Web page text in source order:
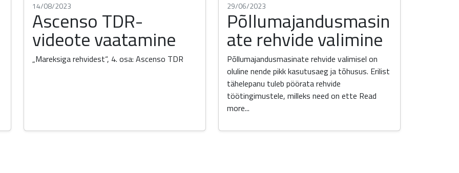
14/08/2023
Ascenso TDR-
videote vaatamine
„Mareksiga rehvidest“, 4. osa: Ascenso TDR
29/06/2023
Põllumajandusmasin
ate rehvide valimine
Põllumajandusmasinate rehvide valimisel on
oluline nende pikk kasutusaeg ja tõhusus. Erilist
tähelepanu tuleb pöörata rehvide
töötingimustele, milleks need on ette Read
more...